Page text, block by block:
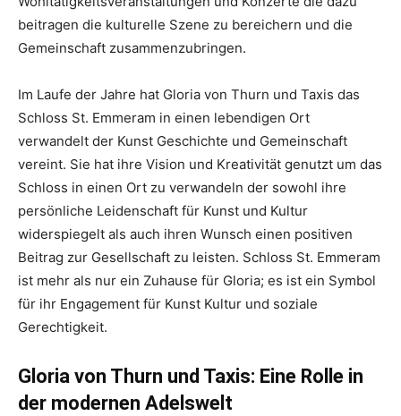
beitragen die kulturelle Szene zu bereichern und die
Gemeinschaft zusammenzubringen.
Im Laufe der Jahre hat Gloria von Thurn und Taxis das
Schloss St. Emmeram in einen lebendigen Ort
verwandelt der Kunst Geschichte und Gemeinschaft
vereint. Sie hat ihre Vision und Kreativität genutzt um das
Schloss in einen Ort zu verwandeln der sowohl ihre
persönliche Leidenschaft für Kunst und Kultur
widerspiegelt als auch ihren Wunsch einen positiven
Beitrag zur Gesellschaft zu leisten. Schloss St. Emmeram
ist mehr als nur ein Zuhause für Gloria; es ist ein Symbol
für ihr Engagement für Kunst Kultur und soziale
Gerechtigkeit.
Gloria von Thurn und Taxis: Eine Rolle in
der modernen Adelswelt